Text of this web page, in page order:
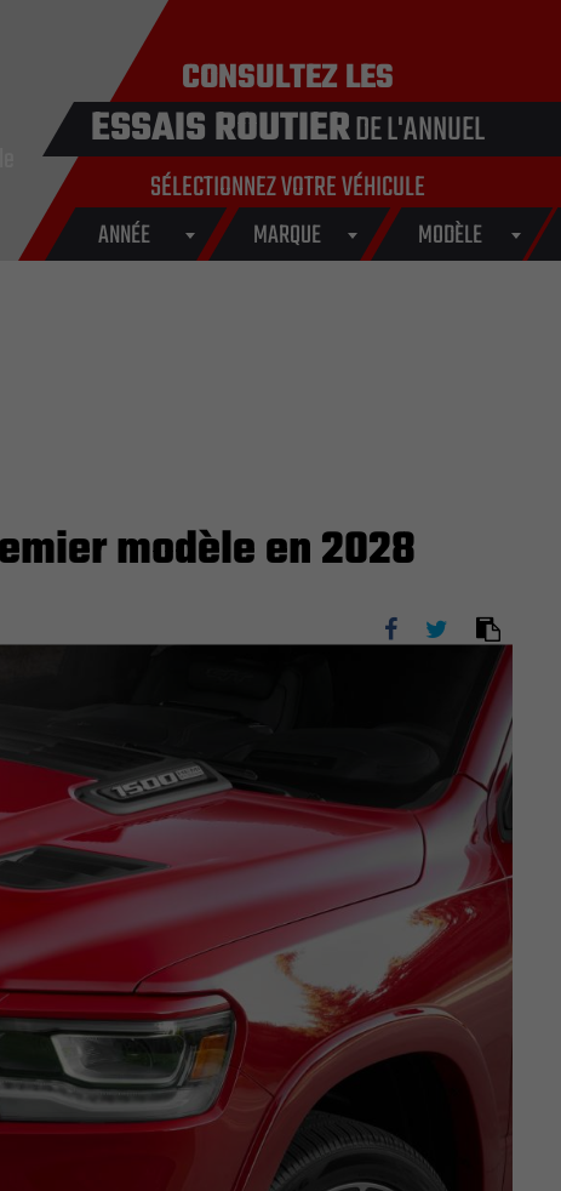
CONSULTEZ LES
ESSAIS ROUTIERDE L'ANNUEL
SÉLECTIONNEZ VOTRE VÉHICULE
ANNÉE MARQUE MODÈLE
modèle en 2028